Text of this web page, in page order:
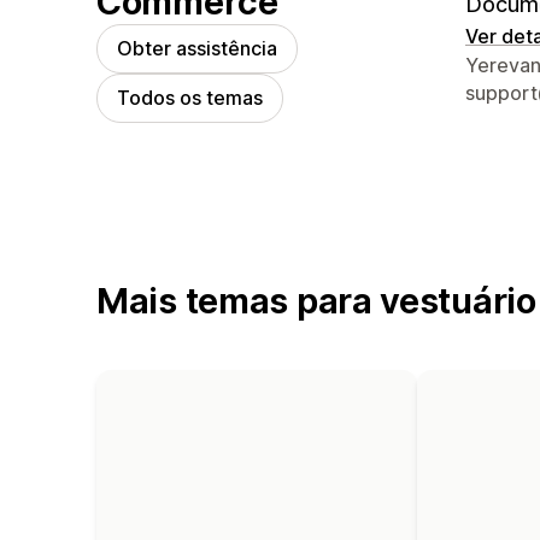
Obter assistência
Todos os temas
Ver
Mais temas para vestuário